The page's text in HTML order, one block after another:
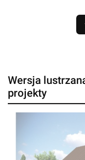
Wersja
projekty